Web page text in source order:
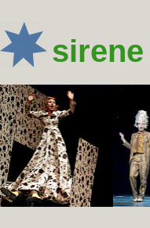
sirene